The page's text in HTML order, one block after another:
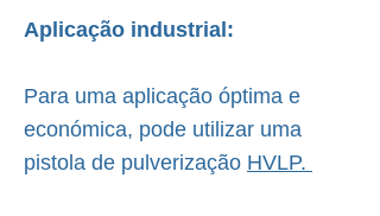
Aplicação industrial:
Para uma aplicação óptima e
económica, pode utilizar uma
pistola de pulverização HVLP.